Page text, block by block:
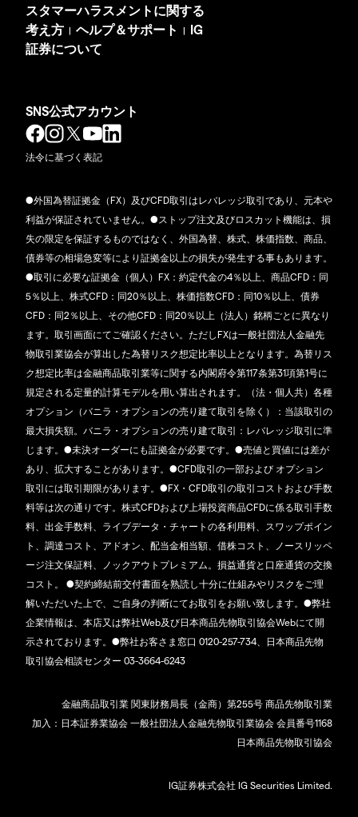
スタマーハラスメントに関する
考え方 | ヘルプ＆サポート | IG
証券について
SNS公式アカウント
法令に基づく表記
●外国為替証拠金（FX）及びCFD取引はレバレッジ取引であり、元本や
利益が保証されていません。●ストップ注文及びロスカット機能は、損
失の限定を保証するものではなく、外国為替、株式、株価指数、商品、
債券等の相場急変等により証拠金以上の損失が発生する事もあります。
●取引に必要な証拠金（個人）FX：約定代金の4％以上、商品CFD：同
5％以上、株式CFD：同20％以上、株価指数CFD：同10％以上、債券
CFD：同2％以上、その他CFD：同20％以上（法人）銘柄ごとに異なり
ます。取引画面にてご確認ください。ただしFXは一般社団法人金融先
物取引業協会が算出した為替リスク想定比率以上となります。為替リス
ク想定比率は金融商品取引業等に関する内閣府令第117条第31項第1号に
規定される定量的計算モデルを用い算出されます。（法・個人共）各種
オプション（バニラ・オプションの売り建て取引を除く）：当該取引の
最大損失額。バニラ・オプションの売り建て取引：レバレッジ取引に準
じます。●未決オーダーにも証拠金が必要です。●売値と買値には差が
あり、拡大することがあります。●CFD取引の一部および オプション
取引には取引期限があります。●FX・CFD取引の取引コストおよび手数
料等は次の通りです。株式CFDおよび上場投資商品CFDに係る取引手数
料、出金手数料、ライブデータ・チャートの各利用料、スワップポイン
ト、調達コスト、アドオン、配当金相当額、借株コスト、ノースリッペ
ージ注文保証料、ノックアウトプレミアム。損益通貨と口座通貨の交換
コスト。 ●契約締結前交付書面を熟読し十分に仕組みやリスクをご理
解いただいた上で、ご自身の判断にてお取引をお願い致します。●弊社
企業情報は、本店又は弊社Web及び日本商品先物取引協会Webにて開
示されております。●弊社お客さま窓口 0120-257-734、日本商品先物
取引協会相談センター 03-3664-6243
金融商品取引業 関東財務局長（金商）第255号 商品先物取引業
加入：日本証券業協会 一般社団法人金融先物取引業協会 会員番号1168
日本商品先物取引協会
IG証券株式会社 IG Securities Limited.